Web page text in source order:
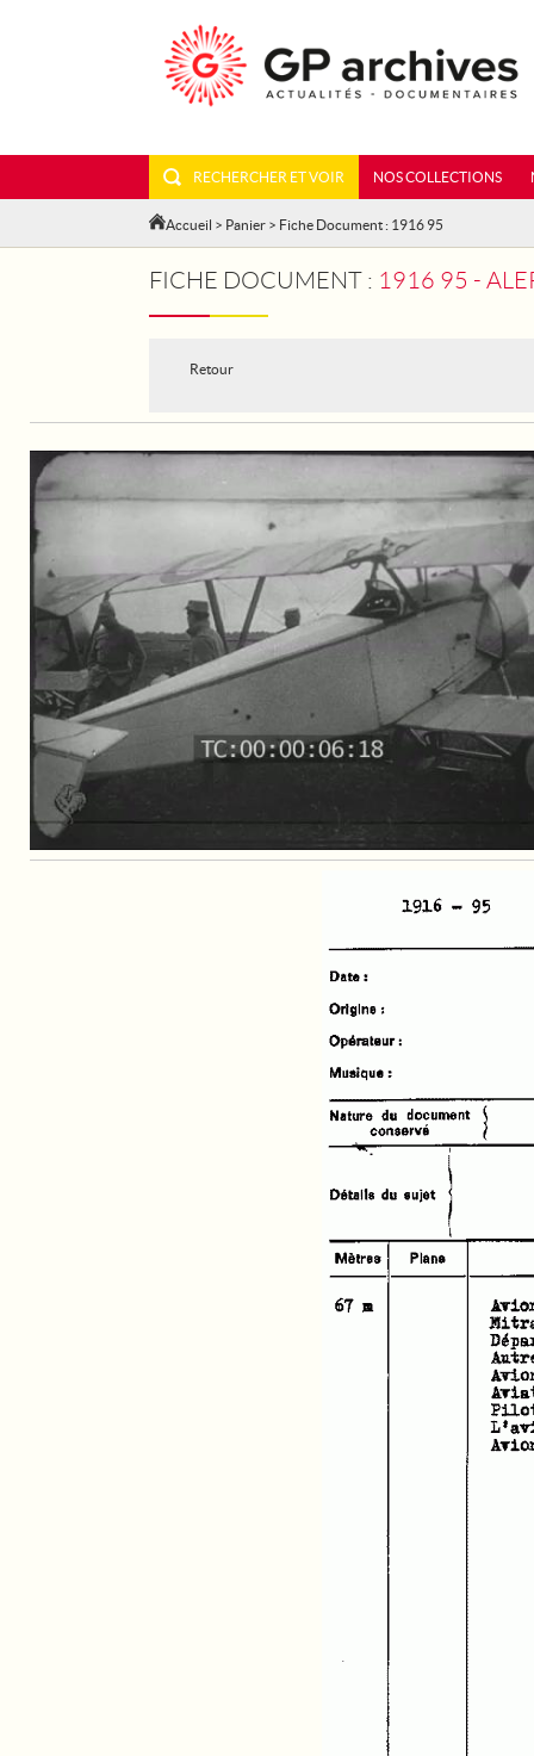
RECHERCHER ET VOIR NOS COLLECTIONS
Accueil > Panier > Fiche Document : 1916 95
FICHE DOCUMENT : 1916 95 -
Retour